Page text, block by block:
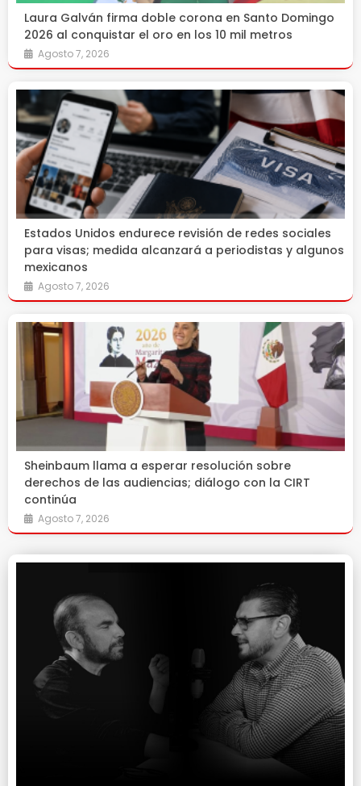
Laura Galván firma doble corona en Santo Domingo
2026 al conquistar el oro en los 10 mil metros
Agosto 7, 2026
Estados Unidos endurece revisión de redes sociales
para visas; medida alcanzará a periodistas y algunos
mexicanos
Agosto 7, 2026
Sheinbaum llama a esperar resolución sobre
derechos de las audiencias; diálogo con la CIRT
continúa
Agosto 7, 2026